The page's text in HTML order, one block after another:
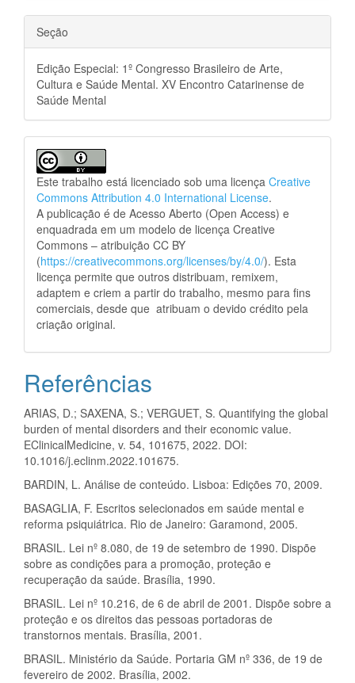
Seção
Edição Especial: 1º Congresso Brasileiro de Arte,
Cultura e Saúde Mental. XV Encontro Catarinense de
Saúde Mental
Este trabalho está licenciado sob uma licença Creative
Commons Attribution 4.0 International License.
A publicação é de Acesso Aberto (Open Access) e
enquadrada em um modelo de licença Creative
Commons – atribuição CC BY
(https://creativecommons.org/licenses/by/4.0/). Esta
licença permite que outros distribuam, remixem,
adaptem e criem a partir do trabalho, mesmo para fins
comerciais, desde que atribuam o devido crédito pela
criação original.
Referências
ARIAS, D.; SAXENA, S.; VERGUET, S. Quantifying the global
burden of mental disorders and their economic value.
EClinicalMedicine, v. 54, 101675, 2022. DOI:
10.1016/j.eclinm.2022.101675.
BARDIN, L. Análise de conteúdo. Lisboa: Edições 70, 2009.
BASAGLIA, F. Escritos selecionados em saúde mental e
reforma psiquiátrica. Rio de Janeiro: Garamond, 2005.
BRASIL. Lei nº 8.080, de 19 de setembro de 1990. Dispõe
sobre as condições para a promoção, proteção e
recuperação da saúde. Brasília, 1990.
BRASIL. Lei nº 10.216, de 6 de abril de 2001. Dispõe sobre a
proteção e os direitos das pessoas portadoras de
transtornos mentais. Brasília, 2001.
BRASIL. Ministério da Saúde. Portaria GM nº 336, de 19 de
fevereiro de 2002. Brasília, 2002.